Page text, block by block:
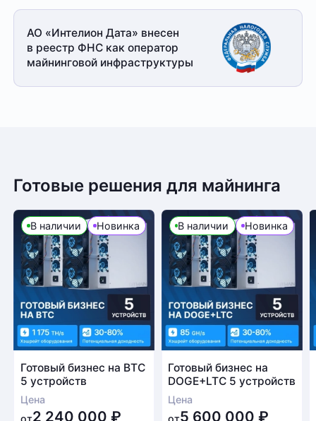
АО «Интелион Дата» внесен
в реестр ФНС как оператор
майнинговой инфраструктуры
Готовые решения для майнинга
В наличии Новинка
Готовый бизнес на BTC
5 устройств
Цена
от2 240 000 ₽
В наличии Новинка
Готовый бизнес на
DOGE+LTC 5 устройств
Цена
от5 600 000₽